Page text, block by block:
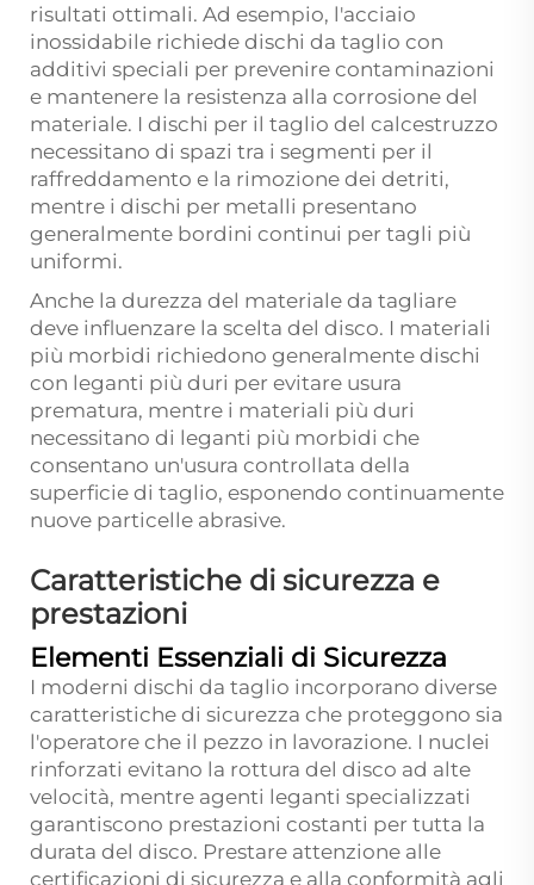
risultati ottimali. Ad esempio, l'acciaio
inossidabile richiede dischi da taglio con
additivi speciali per prevenire contaminazioni
e mantenere la resistenza alla corrosione del
materiale. I dischi per il taglio del calcestruzzo
necessitano di spazi tra i segmenti per il
raffreddamento e la rimozione dei detriti,
mentre i dischi per metalli presentano
generalmente bordini continui per tagli più
uniformi.
Anche la durezza del materiale da tagliare
deve influenzare la scelta del disco. I materiali
più morbidi richiedono generalmente dischi
con leganti più duri per evitare usura
prematura, mentre i materiali più duri
necessitano di leganti più morbidi che
consentano un'usura controllata della
superficie di taglio, esponendo continuamente
nuove particelle abrasive.
Caratteristiche di sicurezza e
prestazioni
Elementi Essenziali di Sicurezza
I moderni dischi da taglio incorporano diverse
caratteristiche di sicurezza che proteggono sia
l'operatore che il pezzo in lavorazione. I nuclei
rinforzati evitano la rottura del disco ad alte
velocità, mentre agenti leganti specializzati
garantiscono prestazioni costanti per tutta la
durata del disco. Prestare attenzione alle
certificazioni di sicurezza e alla conformità agli